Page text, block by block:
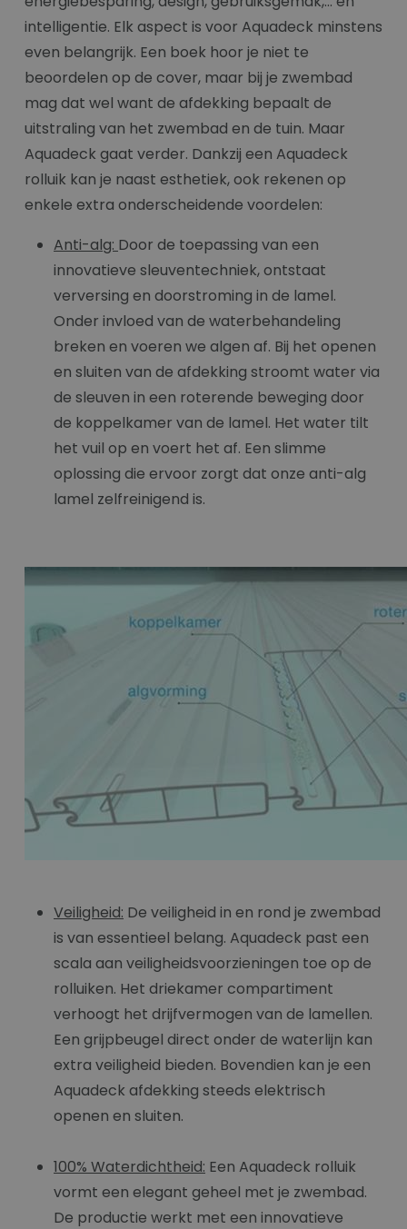
intelligentie. Elk aspect is voor Aquadeck minstens
even belangrijk. Een boek hoor je niet te
beoordelen op de cover, maar bij je zwembad
mag dat wel want de afdekking bepaalt de
uitstraling van het zwembad en de tuin. Maar
Aquadeck gaat verder. Dankzij een Aquadeck
rolluik kan je naast esthetiek, ook rekenen op
enkele extra onderscheidende voordelen:
Anti-alg: Door de toepassing van een
innovatieve sleuventechniek, ontstaat
verversing en doorstroming in de lamel.
Onder invloed van de waterbehandeling
breken en voeren we algen af. Bij het openen
en sluiten van de afdekking stroomt water via
de sleuven in een roterende beweging door
de koppelkamer van de lamel. Het water tilt
het vuil op en voert het af. Een slimme
oplossing die ervoor zorgt dat onze anti-alg
lamel zelfreinigend is.
Veiligheid: De veiligheid in en rond je zwembad
is van essentieel belang. Aquadeck past een
scala aan veiligheidsvoorzieningen toe op de
rolluiken. Het driekamer compartiment
verhoogt het drijfvermogen van de lamellen.
Een grijpbeugel direct onder de waterlijn kan
extra veiligheid bieden. Bovendien kan je een
Aquadeck afdekking steeds elektrisch
openen en sluiten.
100% Waterdichtheid: Een Aquadeck rolluik
vormt een elegant geheel met je zwembad.
De productie werkt met een innovatieve